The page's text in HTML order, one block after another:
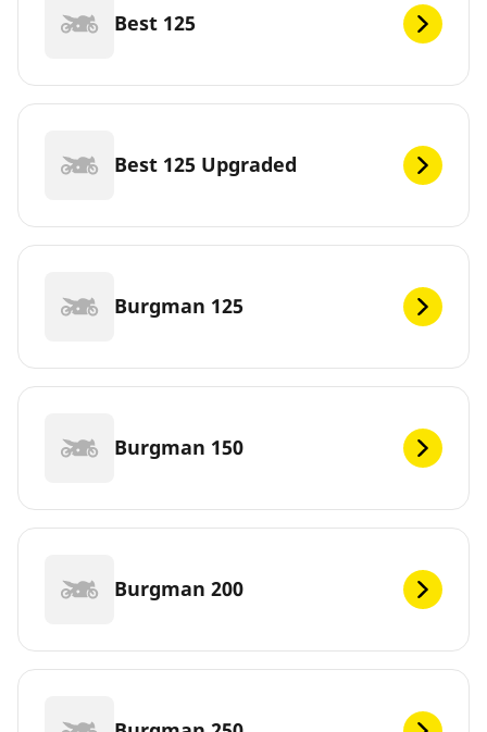
Best 125
Best 125 Upgraded
Burgman 125
Burgman 150
Burgman 200